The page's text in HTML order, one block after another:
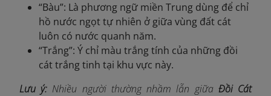
“Bàu”: Là phương ngữ miền Trung dùng để chỉ
hồ nước ngọt tự nhiên ở giữa vùng đất cát
luôn có nước quanh năm.
“Trắng”: Ý chỉ màu trắng tính của những đồi
cát trắng tinh tại khu vực này.
Lưu ý: Nhiều người thường nhầm lẫn giữa Đồi Cát